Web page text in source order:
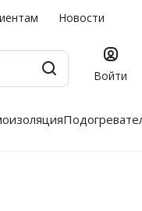
Новости
Войти